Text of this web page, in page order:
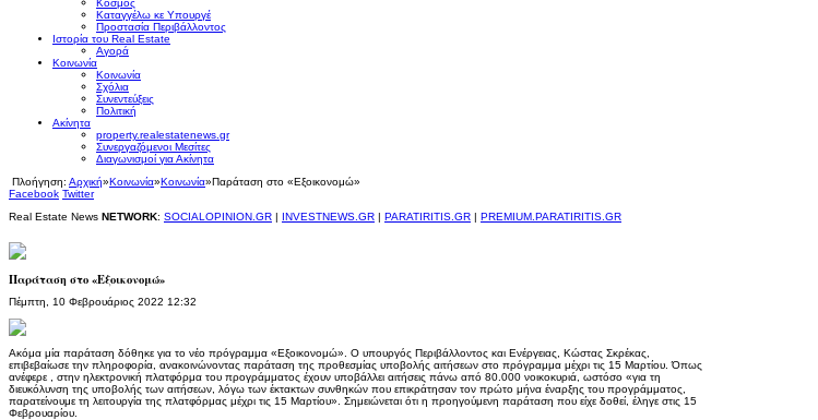
Κόσμος
Καταγγέλω κε Υπουργέ
Προστασία Περιβάλλοντος
Ιστορία του Real Estate
Αγορά
Κοινωνία
Κοινωνία
Σχόλια
Συνεντεύξεις
Πολιτική
Ακίνητα
property.realestatenews.gr
Συνεργαζόμενοι Μεσίτες
Διαγωνισμοί για Ακίνητα
Πλοήγηση: Αρχική»Κοινωνία»Κοινωνία»Παράταση στο «Εξοικονομώ»
Facebook Twitter
Real Estate News NETWORK: SOCIALOPINION.GR | INVESTNEWS.GR | PARATIRITIS.GR | PREMIUM.PARATIRITIS.GR
Παράταση στο «Εξοικονομώ»
Πέμπτη, 10 Φεβρουάριος 2022 12:32
Ακόμα μία παράταση δόθηκε για το νέο πρόγραμμα «Εξοικονομώ». Ο υπουργός Περιβάλλοντος και Ενέργειας, Κώστας Σκρέκας,
επιβεβαίωσε την πληροφορία, ανακοινώνοντας παράταση της προθεσμίας υποβολής αιτήσεων στο πρόγραμμα μέχρι τις 15 Μαρτίου. Όπως
ανέφερε , στην ηλεκτρονική πλατφόρμα του προγράμματος έχουν υποβάλλει αιτήσεις πάνω από 80.000 νοικοκυριά, ωστόσο «για τη
διευκόλυνση της υποβολής των αιτήσεων, λόγω των έκτακτων συνθηκών που επικράτησαν τον πρώτο μήνα έναρξης του προγράμματος,
παρατείνουμε τη λειτουργία της πλατφόρμας μέχρι τις 15 Μαρτίου». Σημειώνεται ότι η προηγούμενη παράταση που είχε δοθεί, έληγε στις 15
Φεβρουαρίου.